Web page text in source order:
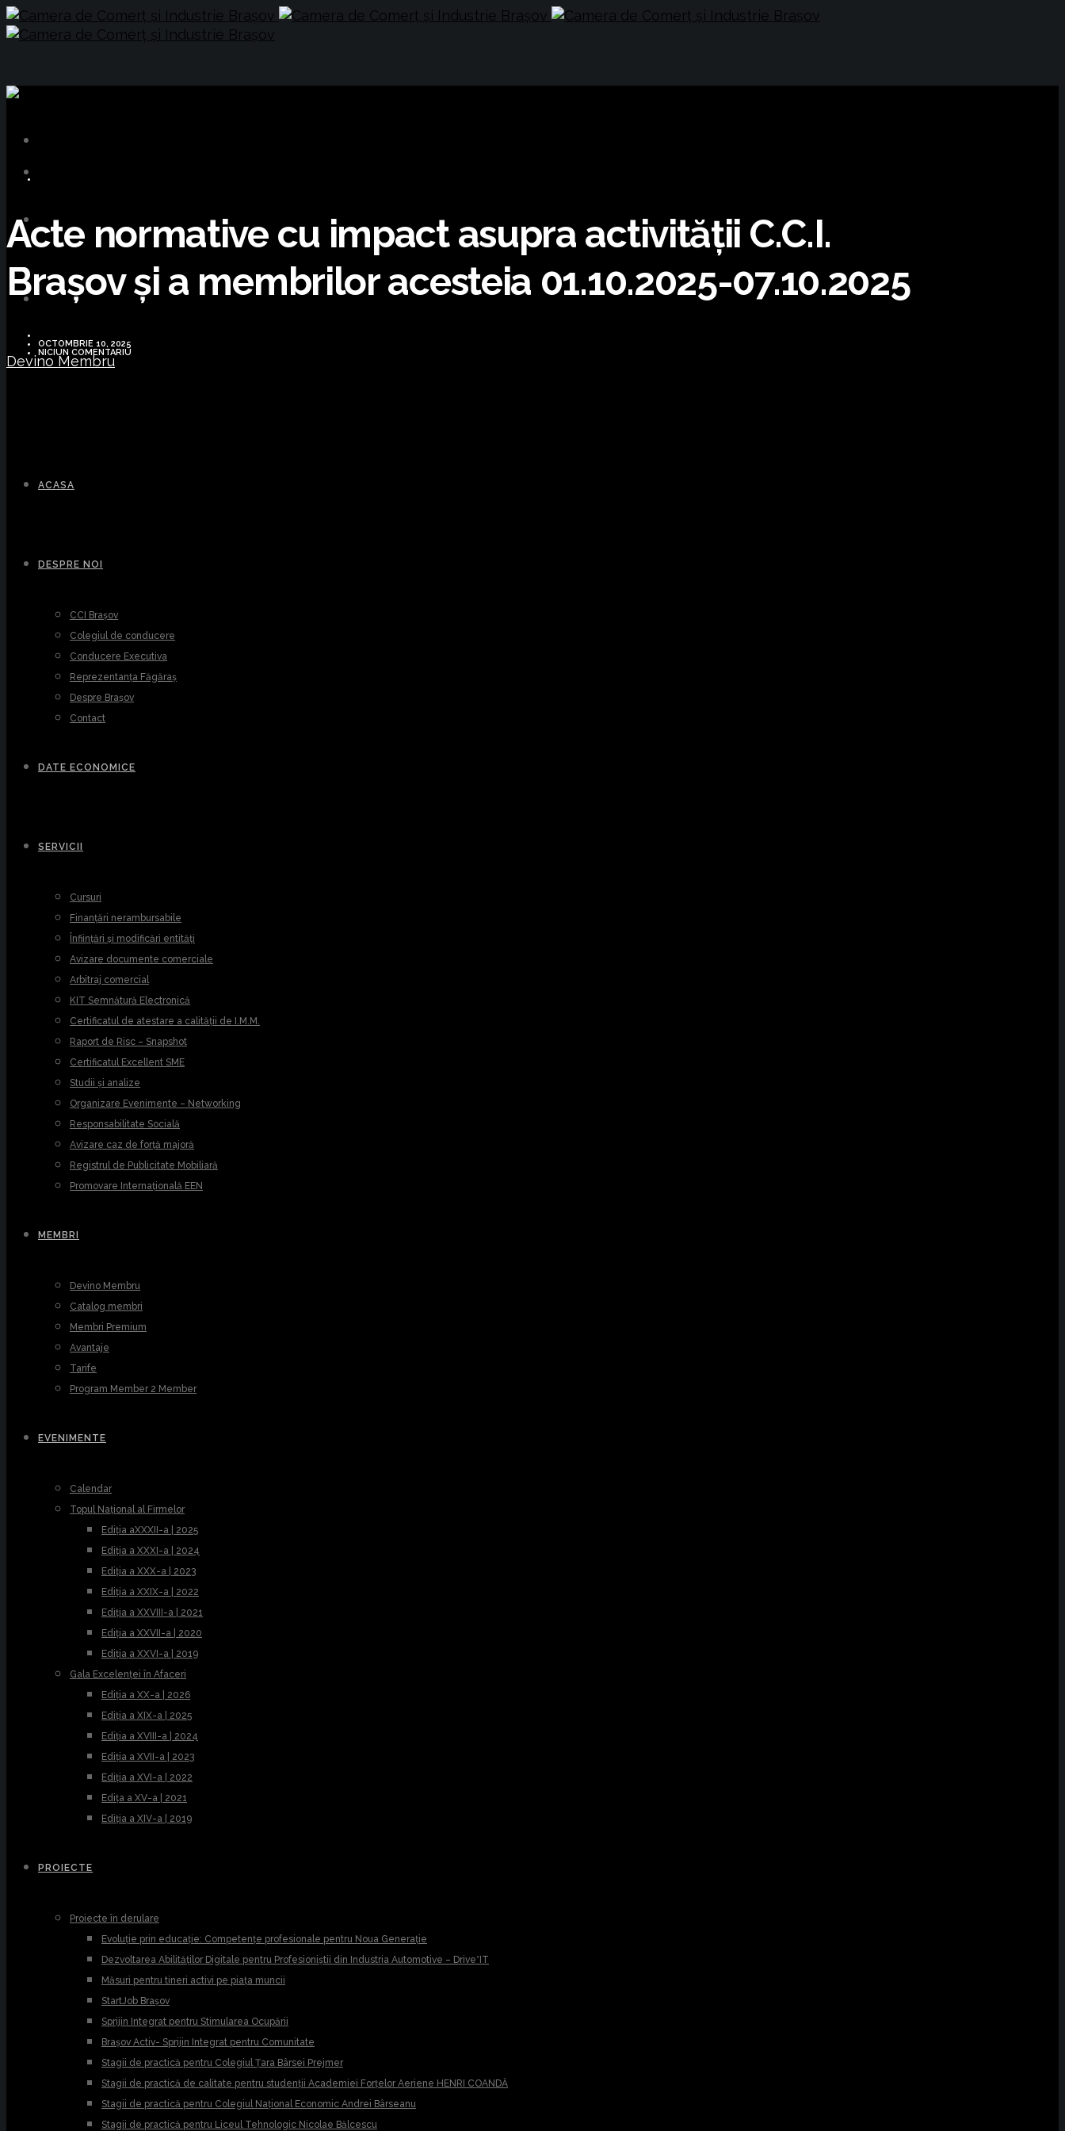
Devino Membru
ACASA
DESPRE NOI
CCI Brașov
Colegiul de conducere
Conducere Executiva
Reprezentanța Făgăraș
Despre Brașov
Contact
DATE ECONOMICE
SERVICII
Cursuri
Finanțări nerambursabile
Înființări și modificări entități
Avizare documente comerciale
Arbitraj comercial
KIT Semnătură Electronică
Certificatul de atestare a calității de I.M.M.
Raport de Risc – Snapshot
Certificatul Excellent SME
Studii și analize
Organizare Evenimente – Networking
Responsabilitate Socială
Avizare caz de forță majoră
Registrul de Publicitate Mobiliară
Promovare Internațională EEN
MEMBRI
Devino Membru
Catalog membri
Membri Premium
Avantaje
Tarife
Program Member 2 Member
EVENIMENTE
Calendar
Topul Național al Firmelor
Ediția aXXXII-a | 2025
Ediția a XXXI-a | 2024
Ediția a XXX-a | 2023
Ediția a XXIX-a | 2022
Ediția a XXVIII-a | 2021
Ediția a XXVII-a | 2020
Ediția a XXVI-a | 2019
Gala Excelenței în Afaceri
Ediția a XX-a | 2026
Ediția a XIX-a | 2025
Ediția a XVIII-a | 2024
Ediția a XVII-a | 2023
Ediția a XVI-a | 2022
Edița a XV-a | 2021
Ediția a XIV-a | 2019
PROIECTE
Proiecte în derulare
Evoluție prin educație: Competențe profesionale pentru Noua Generație
Dezvoltarea Abilităților Digitale pentru Profesioniștii din Industria Automotive – Drive*IT
Măsuri pentru tineri activi pe piața muncii
StartJob Brașov
Sprijin Integrat pentru Stimularea Ocupării
Brașov Activ- Sprijin Integrat pentru Comunitate
Stagii de practică pentru Colegiul Țara Bârsei Prejmer
Stagii de practică de calitate pentru studenții Academiei Forțelor Aeriene HENRI COANDĂ
Stagii de practică pentru Colegiul Național Economic Andrei Bârseanu
Stagii de practică pentru Liceul Tehnologic Nicolae Bălcescu
Acte normative cu impact asupra activității C.C.I.
Brașov și a membrilor acesteia 01.10.2025-07.10.2025
OCTOMBRIE 10, 2025
NICIUN COMENTARIU